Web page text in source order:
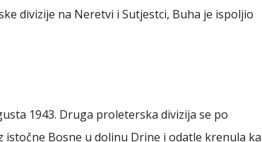
divizije na Neretvi i Sutjestci, Buha je ispoljio
1943. Druga proleterska divizija se po
Bosne u dolinu Drine i odatle krenula ka